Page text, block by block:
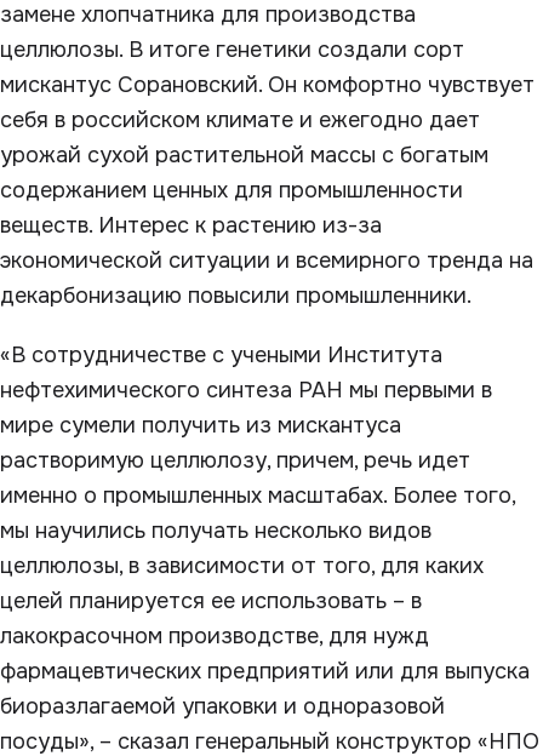
замене хлопчатника для производства
целлюлозы. В итоге генетики создали сорт
мискантус Сорановский. Он комфортно чувствует
себя в российском климате и ежегодно дает
урожай сухой растительной массы с богатым
содержанием ценных для промышленности
веществ. Интерес к растению из-за
экономической ситуации и всемирного тренда на
декарбонизацию повысили промышленники.
«В сотрудничестве с учеными Института
нефтехимического синтеза РАН мы первыми в
мире сумели получить из мискантуса
растворимую целлюлозу, причем, речь идет
именно о промышленных масштабах. Более того,
мы научились получать несколько видов
целлюлозы, в зависимости от того, для каких
целей планируется ее использовать – в
лакокрасочном производстве, для нужд
фармацевтических предприятий или для выпуска
биоразлагаемой упаковки и одноразовой
посуды», – сказал генеральный конструктор «НПО